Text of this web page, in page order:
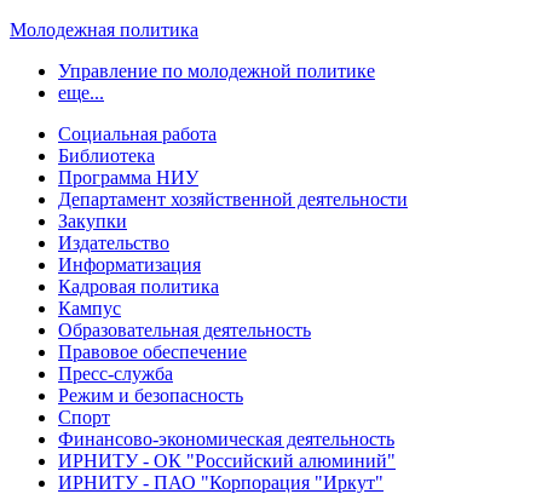
Молодежная политика
Управление по молодежной политике
еще...
Социальная работа
Библиотека
Программа НИУ
Департамент хозяйственной деятельности
Закупки
Издательство
Информатизация
Кадровая политика
Кампус
Образовательная деятельность
Правовое обеспечение
Пресс-служба
Режим и безопасность
Спорт
Финансово-экономическая деятельность
ИРНИТУ - ОК "Российский алюминий"
ИРНИТУ - ПАО "Корпорация "Иркут"